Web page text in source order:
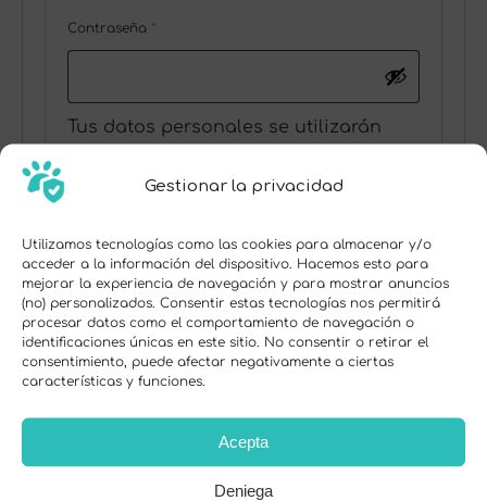
Gestionar la privacidad
Utilizamos tecnologías como las cookies para almacenar y/o
acceder a la información del dispositivo. Hacemos esto para
mejorar la experiencia de navegación y para mostrar anuncios
(no) personalizados. Consentir estas tecnologías nos permitirá
procesar datos como el comportamiento de navegación o
identificaciones únicas en este sitio. No consentir o retirar el
consentimiento, puede afectar negativamente a ciertas
características y funciones.
Acepta
Deniega
Contraseña *
Tus datos personales se utilizarán
información enpolítica de privacidad
REGISTRARSE